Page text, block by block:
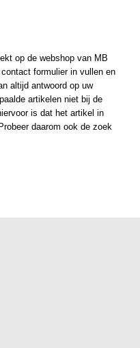
op de webshop van MB
formulier in vullen en
altijd antwoord op uw
artikelen niet bij de
is dat het artikel in
daarom ook de zoek